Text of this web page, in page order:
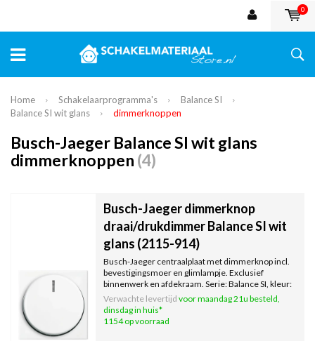
0
Home Schakelaarprogramma's
Balance SI
Balance SI wit glans
dimmerknoppen
Busch-Jaeger Balance SI wit glans
dimmerknoppen (4)
Busch-Jaeger dimmerknop
draai/drukdimmer Balance SI wit
glans (2115-914)
Busch-Jaeger centraalplaat met dimmerknop incl.
bevestigingsmoer en glimlampje. Exclusief
binnenwerk en afdekraam. Serie: Balance SI, kleur:
wit glans.
Verwachte levertijd voor maandag 21u besteld,
dinsdag in huis*
1154 op voorraad